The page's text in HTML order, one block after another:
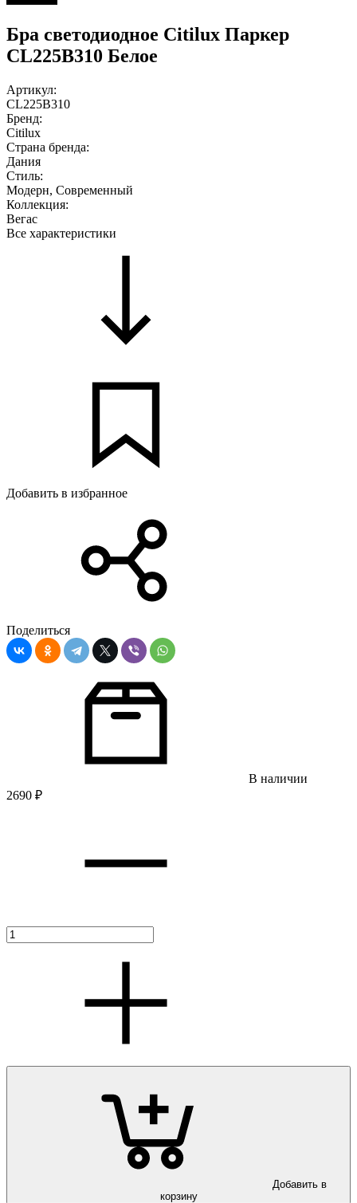
Бра светодиодное Citilux Паркер
CL225B310 Белое
Артикул:
CL225B310
Бренд:
Citilux
Страна бренда:
Дания
Стиль:
Модерн, Современный
Коллекция:
Вегас
Все характеристики
Добавить в избранное
Поделиться
В наличии
2690 ₽
корзину